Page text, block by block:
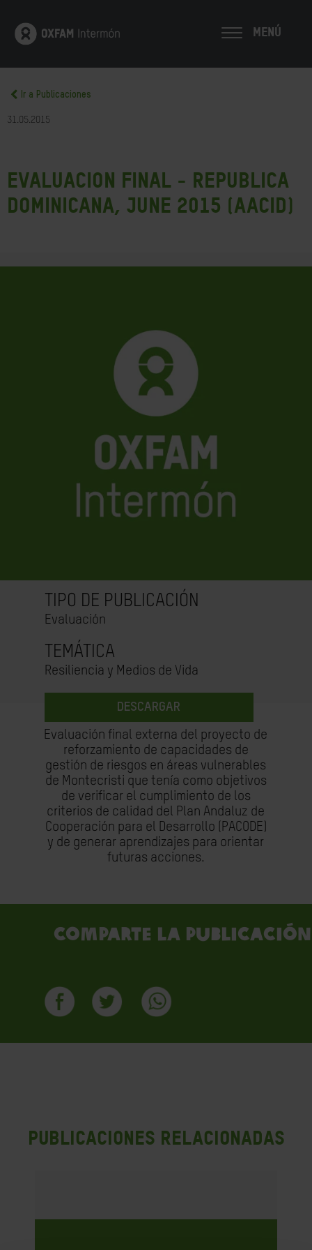
MENÚ
Ir a Publicaciones
31.05.2015
Evaluacion final - Republica
Dominicana, june 2015 (AACID)
TIPO DE PUBLICACIÓN
Evaluación
TEMÁTICA
Resiliencia y Medios de Vida
DESCARGAR
Evaluación final externa del proyecto de
reforzamiento de capacidades de
gestión de riesgos en áreas vulnerables
de Montecristi que tenía como objetivos
de verificar el cumplimiento de los
criterios de calidad del Plan Andaluz de
Cooperación para el Desarrollo (PACODE)
y de generar aprendizajes para orientar
futuras acciones.
Comparte la publicación
PUBLICACIONES RELACIONADAS